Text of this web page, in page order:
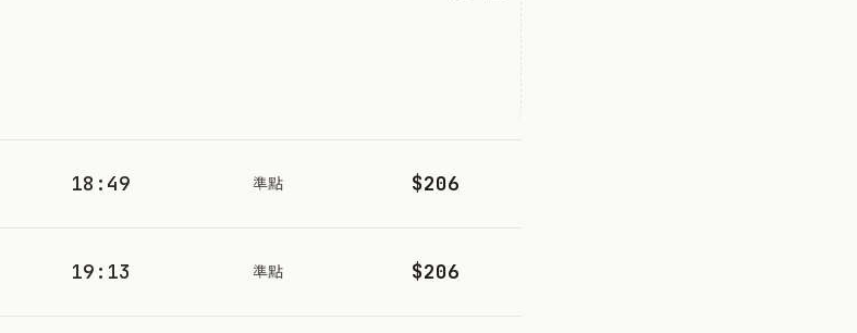
18:49 準點 $206
19:13 準點 $206